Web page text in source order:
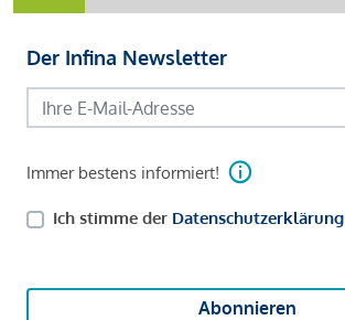
Der Infina Newsletter
Immer bestens informiert!
Ich stimme der Datenschutzerklärung
Abonnieren